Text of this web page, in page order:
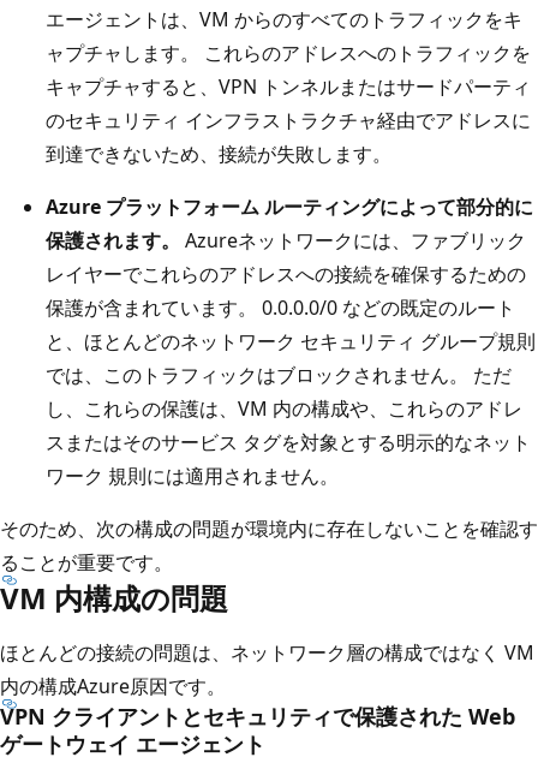
エージェントは、VM からのすべてのトラフィックをキ
ャプチャします。 これらのアドレスへのトラフィックを
キャプチャすると、VPN トンネルまたはサードパーティ
のセキュリティ インフラストラクチャ経由でアドレスに
到達できないため、接続が失敗します。
Azure プラットフォーム ルーティングによって部分的に
保護されます。
Azureネットワークには、ファブリック
レイヤーでこれらのアドレスへの接続を確保するための
保護が含まれています。 0.0.0.0/0 などの既定のルート
と、ほとんどのネットワーク セキュリティ グループ規則
では、このトラフィックはブロックされません。 ただ
し、これらの保護は、VM 内の構成や、これらのアドレ
スまたはそのサービス タグを対象とする明示的なネット
ワーク 規則には適用されません。
そのため、次の構成の問題が環境内に存在しないことを確認す
ることが重要です。
VM 内構成の問題
ほとんどの接続の問題は、ネットワーク層の構成ではなく VM
内の構成Azure原因です。
VPN クライアントとセキュリティで保護された Web
ゲートウェイ エージェント